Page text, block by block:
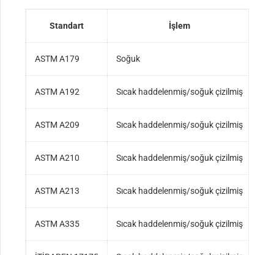
Standart İşlem
ASTM A179 Soğuk
ASTM A192 Sıcak haddelenmiş/soğuk çizilmiş
ASTM A209 Sıcak haddelenmiş/soğuk çizilmiş
ASTM A210 Sıcak haddelenmiş/soğuk çizilmiş
ASTM A213 Sıcak haddelenmiş/soğuk çizilmiş
ASTM A335 Sıcak haddelenmiş/soğuk çizilmiş